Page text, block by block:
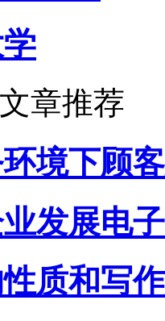
章推荐
境下顾
发展电
质和写